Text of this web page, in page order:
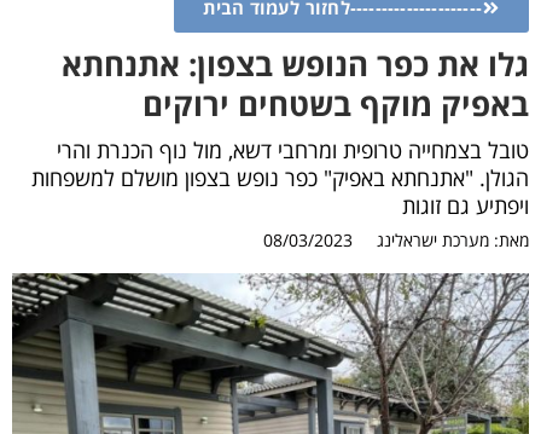
---------------------לחזור לעמוד הבית
גלו את כפר הנופש בצפון: אתנחתא
באפיק מוקף בשטחים ירוקים
טובל בצמחייה טרופית ומרחבי דשא, מול נוף הכנרת והרי
הגולן. "אתנחתא באפיק" כפר נופש בצפון מושלם למשפחות
ויפתיע גם זוגות
מאת: מערכת ישראלינג 08/03/2023